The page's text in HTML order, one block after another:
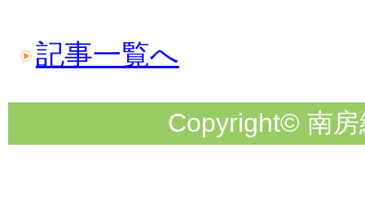
記事一覧へ
Copyright© 南